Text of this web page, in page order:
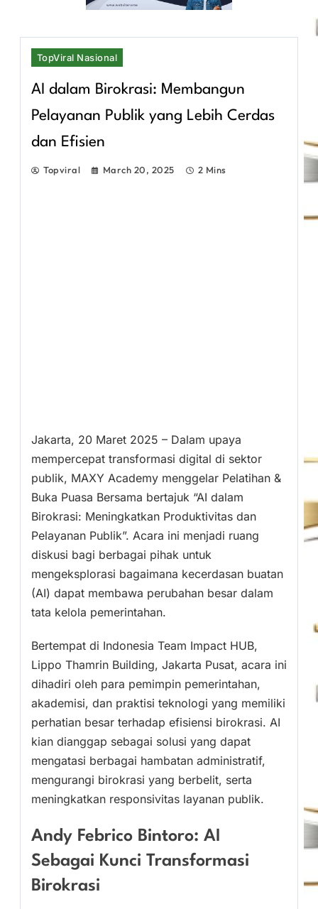
TopViral Nasional
AI dalam Birokrasi: Membangun
Pelayanan Publik yang Lebih Cerdas
dan Efisien
Topviral March 20, 2025 2 Mins
Jakarta, 20 Maret 2025 – Dalam upaya
mempercepat transformasi digital di sektor
publik, MAXY Academy menggelar Pelatihan &
Buka Puasa Bersama bertajuk “AI dalam
Birokrasi: Meningkatkan Produktivitas dan
Pelayanan Publik”. Acara ini menjadi ruang
diskusi bagi berbagai pihak untuk
mengeksplorasi bagaimana kecerdasan buatan
(AI) dapat membawa perubahan besar dalam
tata kelola pemerintahan.
Bertempat di Indonesia Team Impact HUB,
Lippo Thamrin Building, Jakarta Pusat, acara ini
dihadiri oleh para pemimpin pemerintahan,
akademisi, dan praktisi teknologi yang memiliki
perhatian besar terhadap efisiensi birokrasi. AI
kian dianggap sebagai solusi yang dapat
mengatasi berbagai hambatan administratif,
mengurangi birokrasi yang berbelit, serta
meningkatkan responsivitas layanan publik.
Andy Febrico Bintoro: AI
Sebagai Kunci Transformasi
Birokrasi